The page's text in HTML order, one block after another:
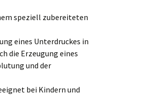
speziell zubereiteten
eines Unterdruckes in
die Erzeugung eines
und der
bei Kindern und